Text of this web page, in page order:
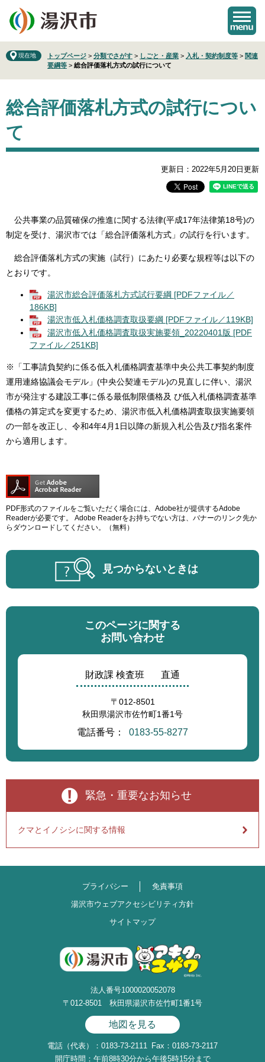
の
先
で
。
ー
を
ば
て
本
文
現在地 トップページ > 分類でさがす > しごと・産業 > 入札・契約制度等 > 関連
要綱等 > 総合評価落札方式の試行について
文
総合評価落札方式の試行につい
て
更新日：2022年5月20日更新
公共事業の品質確保の推進に関する法律(平成17年法律第18号)の
制定を受け、湯沢市では「総合評価落札方式」の試行を行います。
総合評価落札方式の実施（試行）にあたり必要な規程等は以下の
とおりです。
湯沢市総合評価落札方式試行要綱 [PDFファイル／
186KB]
湯沢市低入札価格調査取扱要綱 [PDFファイル／119KB]
湯沢市低入札価格調査取扱実施要領_20220401版 [PDF
ファイル／251KB]
※「工事請負契約に係る低入札価格調査基準中央公共工事契約制度
運用連絡協議会モデル」(中央公契連モデル)の見直しに伴い、湯沢
市が発注する建設工事に係る最低制限価格及 び低入札価格調査基準
価格の算定式を変更するため、湯沢市低入札価格調査取扱実施要領
の一部を改正し、令和4年4月1日以降の新規入札公告及び指名案件
から適用します。
PDF形式のファイルをご覧いただく場合には、Adobe社が提供するAdobe
Readerが必要です。
Adobe Readerをお持ちでない方は、バナーのリンク先か
らダウンロードしてください。（無料）
見つからないときは
このページに関する
お問い合わせ
財政課 検査班 直通
〒012-8501
秋田県湯沢市佐竹町1番1号
電話番号： 0183-55-8277
緊急・重要なお知らせ
クマとイノシシに関する情報
プライバシー
免責事項
湯沢市ウェブアクセシビリティ方針
サイトマップ
法人番号1000020052078
〒012-8501 秋田県湯沢市佐竹町1番1号
地図を見る
電話（代表）：0183-73-2111
Fax：0183-73-2117
開庁時間：午前8時30分から午後5時15分まで